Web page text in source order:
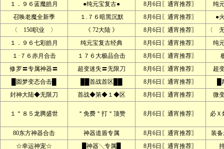
１．９６蓝魔皓月 ●纯元宝复古● 8月6日〖通宵推荐〗
纯
召唤老魔全新季
１.７６暗黑沉默 8月6日〖通宵推荐〗
●
〈 150职业 〉
《 72大陆 》 8月6日〖通宵推荐〗
〈
１．９６七彩皓月
纯元宝复古经典 8月6日〖通宵推荐〗
纯
１·７６赤月合击
１７６大极品合击 8月6日〖通宵推荐〗
修罗〓专属神器〓
超变迷失〓无限刀 8月6日〖通宵推荐〗
超
█圆梦变态合击█
██首战首区██ 8月6日〖通宵推荐〗
封神大陆◆无限刀
首战◆第◆１◆区 8月6日〖通宵推荐〗 微
１＂８５龙腾盛世 ＂免费＂打＂顶赞 8月6日〖通宵推荐〗 必Ｘ
80东方神器合击 神器道盾专属 8月6日〖通宵推荐〗
装
☆幸运神宠☆
█神器╲专属█ 8月6日〖通宵推荐〗